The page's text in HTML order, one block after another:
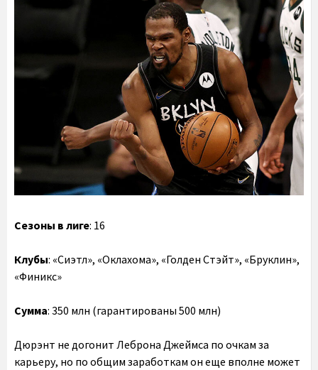
Сезоны в лиге: 16
Клубы: «Сиэтл», «Оклахома», «Голден Стэйт», «Бруклин»,
«Финикс»
Сумма: 350 млн (гарантированы 500 млн)
Дюрэнт не догонит Леброна Джеймса по очкам за
карьеру, но по общим заработкам он еще вполне может